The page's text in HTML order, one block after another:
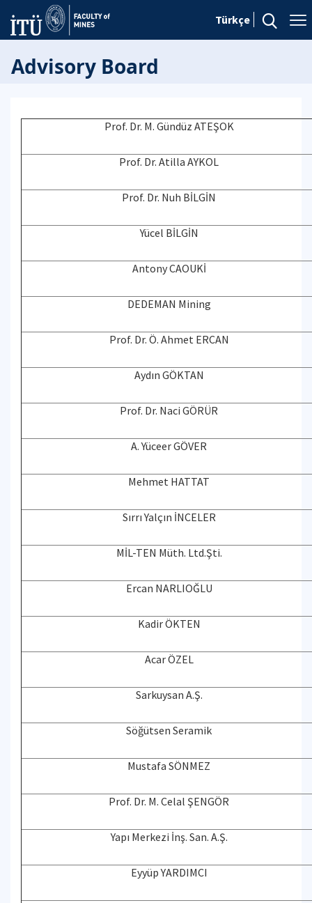
Türkçe
Advisory Board
Prof. Dr. M. Gündüz ATEŞOK
Prof. Dr. Atilla AYKOL
Prof. Dr. Nuh BİLGİN
Yücel BİLGİN
Antony CAOUKİ
DEDEMAN Mining
Prof. Dr. Ö. Ahmet ERCAN
Aydın GÖKTAN
Prof. Dr. Naci GÖRÜR
A. Yüceer GÖVER
Mehmet HATTAT
Sırrı Yalçın İNCELER
MİL-TEN Müth. Ltd.Şti.
Ercan NARLIOĞLU
Kadir ÖKTEN
Acar ÖZEL
Sarkuysan A.Ş.
Söğütsen Seramik
Mustafa SÖNMEZ
Prof. Dr. M. Celal ŞENGÖR
Yapı Merkezi İnş. San. A.Ş.
Eyyüp YARDIMCI